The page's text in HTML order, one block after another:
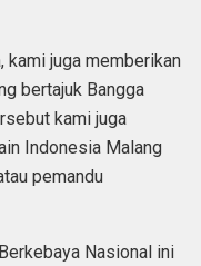
kami juga memberikan
bertajuk Bangga
kami juga
Indonesia Malang
pemandu
Nasional ini